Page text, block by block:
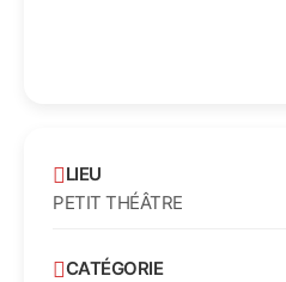
LIEU
PETIT THÉÂTRE
CATÉGORIE